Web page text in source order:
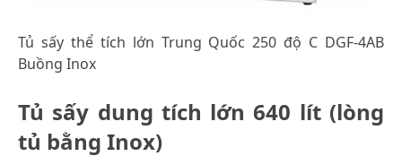
Tủ sấy thể tích lớn Trung Quốc 250 độ C DGF-4AB
Buồng Inox
Tủ sấy dung tích lớn 640 lít (lòng
tủ bằng Inox)